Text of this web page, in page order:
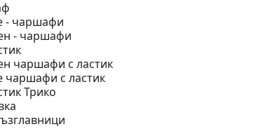
- чаршафи
- чаршафи
чаршафи с ластик
чаршафи с ластик
Трико